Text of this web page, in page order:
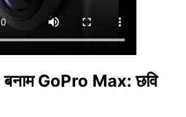
GoPro Max: छवि